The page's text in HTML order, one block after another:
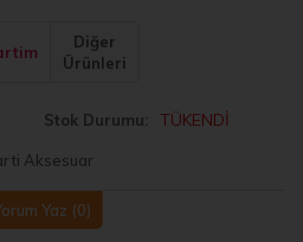
Diğer
Ürünleri
Stok Durumu TÜKENDİ
Aksesuar
Yaz (0)